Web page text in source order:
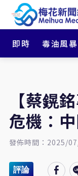
即時 毒油風暴
【蔡鎤
危機：
發佈時間：2025/
評論